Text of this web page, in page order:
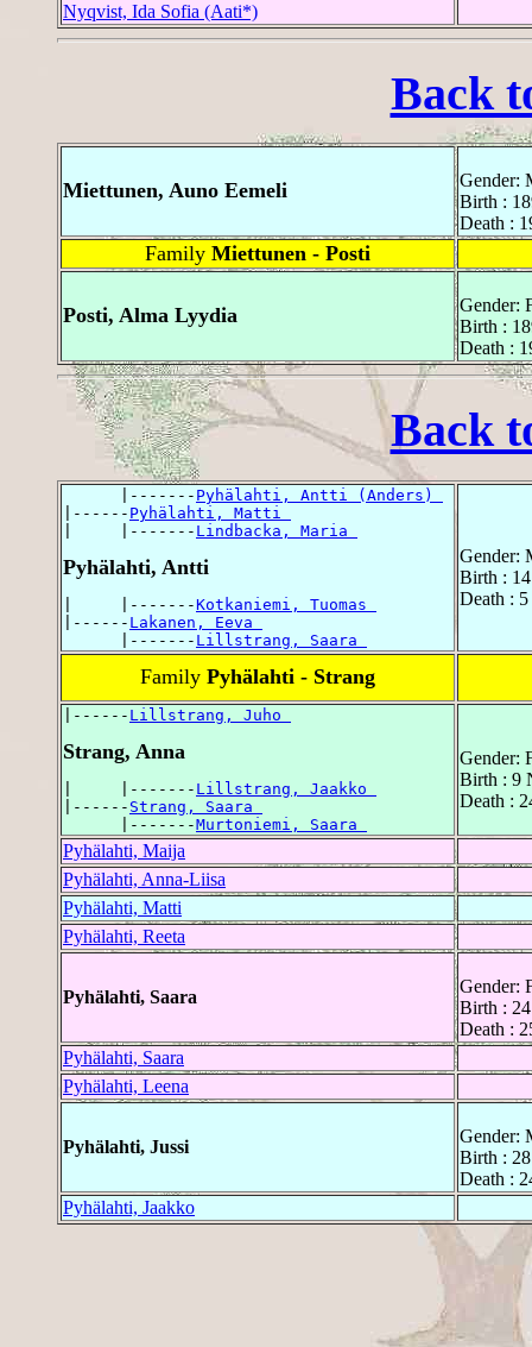
Nyqvist, Ida Sofia (Aati*)
Back
Miettunen, Auno Eemeli
Gender:
Birth :
Death :
Family Miettunen - Posti
Posti, Alma Lyydia
Gender:
Birth :
Death :
Back
      |-------
Pyhälahti, Antti (Anders)
|------ Pyhälahti, Matti
|     |------- Lindbacka, Maria
Pyhälahti, Antti
|     |-------Kotkaniemi, Tuomas
|------ Lakanen, Eeva
      |-------
Lillstrang, Saara
Gender:
Birth :
Death :
Family Pyhälahti - Strang
|------ Lillstrang, Juho
Strang, Anna
|     |------- Lillstrang, Jaakko
|------ Strang, Saara
      |-------
Murtoniemi, Saara
Gender:
Birth : 9
Death :
Pyhälahti, Maija
Pyhälahti, Anna-Liisa
Pyhälahti, Matti
Pyhälahti, Reeta
Pyhälahti, Saara
Gender:
Birth :
Death :
Pyhälahti, Saara
Pyhälahti, Leena
Pyhälahti, Jussi
Gender:
Birth :
Death :
Pyhälahti, Jaakko